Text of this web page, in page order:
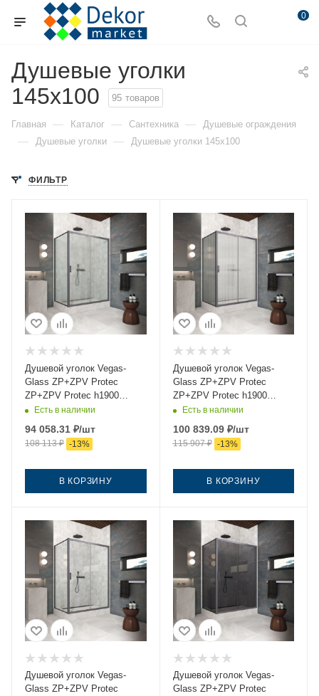
0
Душевые уголки
145x100
95 товаров
Главная — Каталог — Сантехника — Душевые ограждения
— Душевые уголки — Душевые уголки 145x100
ФИЛЬТР
Душевой уголок Vegas-
Glass ZP+ZPV Protec
ZP+ZPV Protec h1900
145*100 06 02 145х100
вороненая сталь без
поддона
Есть в наличии
94 058.31 ₽/шт
108 113₽ -13%
В КОРЗИНУ
Душевой уголок Vegas-
Glass ZP+ZPV Protec
ZP+ZPV Protec h1900
145*100 06 Moru 145х100
вороненая сталь без
поддона
Есть в наличии
100 839.09₽/шт
115 907₽ -13%
В КОРЗИНУ
Душевой уголок Vegas-
Glass ZP+ZPV Protec
Душевой уголок Vegas-
Glass ZP+ZPV Protec